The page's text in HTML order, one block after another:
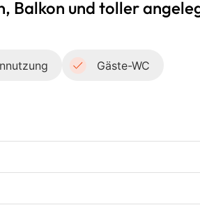
Balkon und toller
Gäste-WC